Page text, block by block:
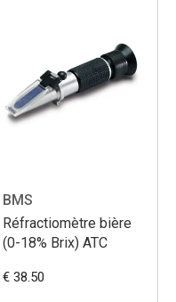
BMS
Réfractiomètre bière
(0-18% Brix) ATC
€ 38.50